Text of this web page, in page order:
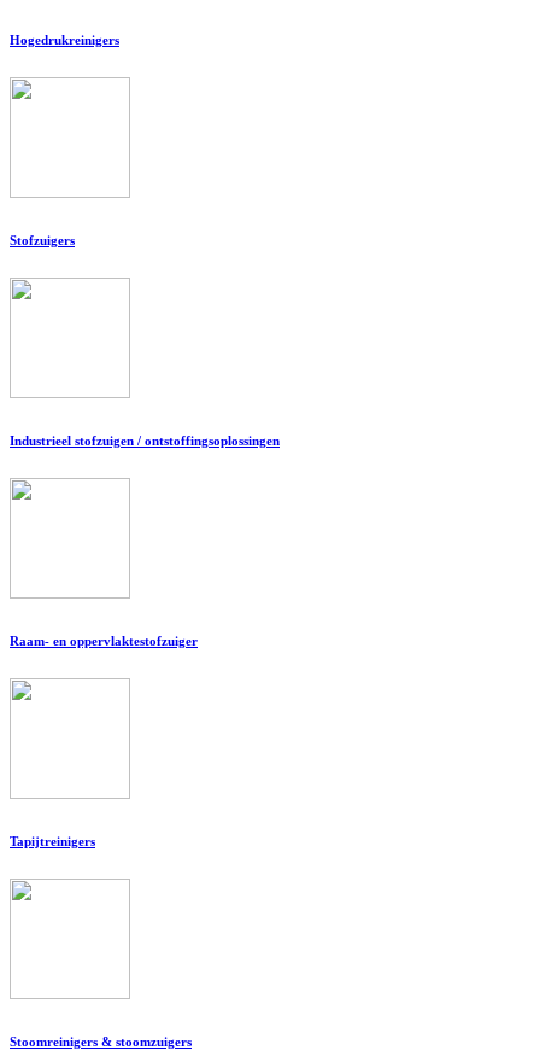
Hogedrukreinigers
Stofzuigers
Industrieel stofzuigen / ontstoffingsoplossingen
Raam- en oppervlaktestofzuiger
Tapijtreinigers
Stoomreinigers & stoomzuigers